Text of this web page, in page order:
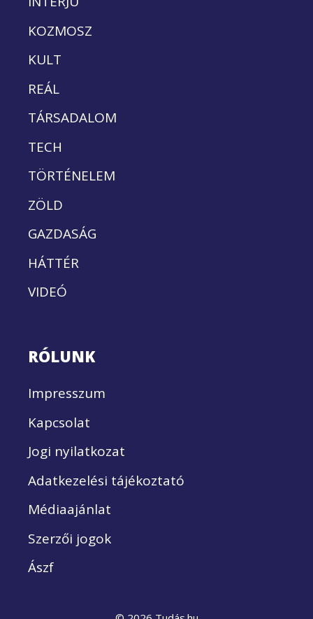
KOZMOSZ
KULT
REÁL
TÁRSADALOM
TECH
TÖRTÉNELEM
ZÖLD
GAZDASÁG
HÁTTÉR
VIDEÓ
RÓLUNK
Impresszum
Kapcsolat
Jogi nyilatkozat
Adatkezelési tájékoztató
Médiaajánlat
Szerzői jogok
Ászf